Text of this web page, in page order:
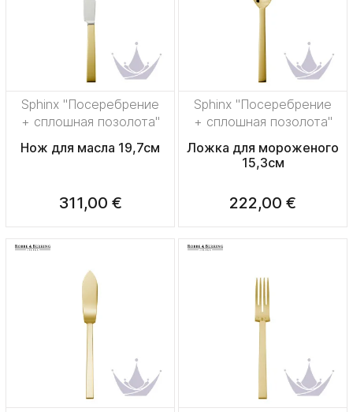
Sphinx "Посеребрение
+ сплошная позолота"
Нож для масла 19,7см
311,00 €
Sphinx "Посеребрение
+ сплошная позолота"
Ложка для мороженого
15,3см
222,00 €